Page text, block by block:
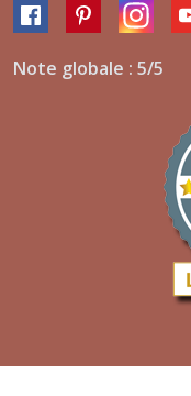
Note globale : 5/5